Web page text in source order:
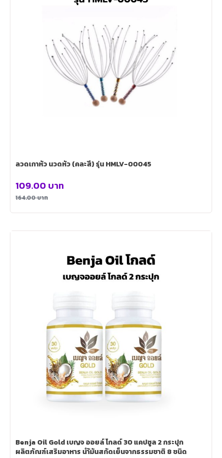
ลวดเกาหัว นวดหัว (คละสี) รุ่น HMLV-00045
164.00บาท
109.00 บาท
Benja Oil Gold เบญจ ออยล์ โกลด์ 30 แคปซูล 2 กระปุก
ผลิตภัณฑ์เสริมอาหาร นำ้มันสกัดเย็นจากธรรมชาติ 8 ชนิด